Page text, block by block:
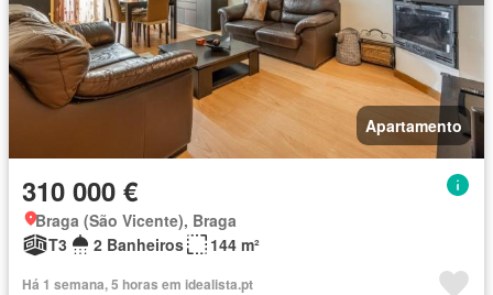
Apartamento
310 000 €
Braga (São Vicente), Braga
T3
2 Banheiros 144 m²
Há 1 semana, 5 horas em idealista.pt